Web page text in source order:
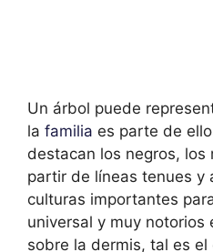
Un árbol puede
la familia es parte de
destacan los negros, los
partir de líneas tenues y
culturas importantes
universal y muy
sobre la dermis, tal es